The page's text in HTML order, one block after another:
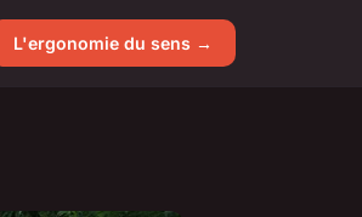
L'ergonomie du sens →